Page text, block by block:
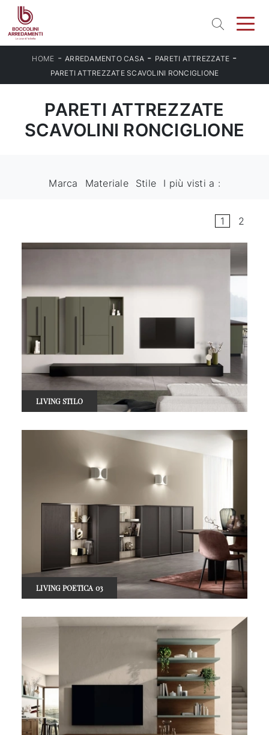
HOME -ARREDAMENTO CASA - PARETI ATTREZZATE -
PARETI ATTREZZATE SCAVOLINI RONCIGLIONE
PARETI ATTREZZATE
SCAVOLINI RONCIGLIONE
Marca Materiale Stile I più visti a :
1 2
LIVING STILO
LIVING POETICA 03